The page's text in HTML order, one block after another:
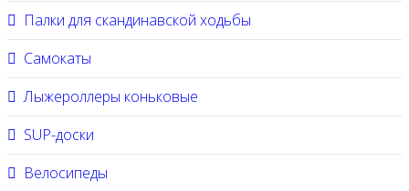
Палки для скандинавской ходьбы
Самокаты
Лыжероллеры коньковые
SUP-доски
Велосипеды